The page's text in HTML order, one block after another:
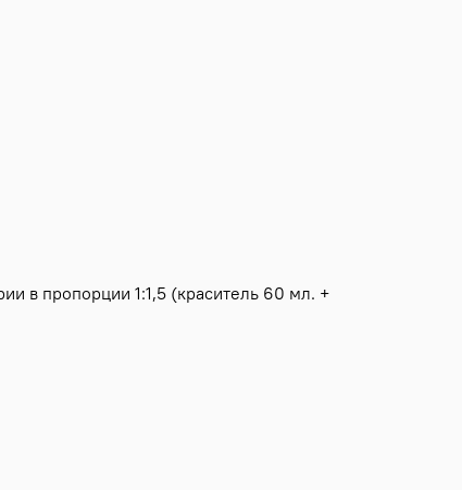
в пропорции 1:1,5 (краситель 60 мл. +